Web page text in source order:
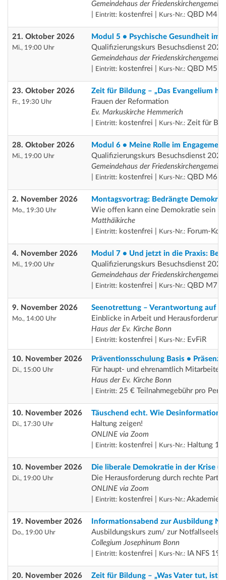
Gemeindehaus der
Eintritt: kostenfrei | Kurs-Nr.: QBD M4
21. Oktober 2026
Mi., 19:00 Uhr
Modul 5 • Psychische Gesundheit im
Qualifizierungskurs Besuchsdienst 2026
Gemeindehaus der
Eintritt: kostenfrei | Kurs-Nr.: QBD M5
23. Oktober 2026
Fr., 19:30 Uhr
Zeit für Bildung – „Das Evangelium
Frauen der Reformation
Ev. Markuskirche Hemmerich
Eintritt: kostenfrei | Kurs-Nr.: Zeit für
28. Oktober 2026
Mi., 19:00 Uhr
Modul 6 • Meine Rolle im
Qualifizierungskurs Besuchsdienst 2026
Gemeindehaus der
Eintritt: kostenfrei | Kurs-Nr.: QBD M6
2. November 2026
Mo., 19:30 Uhr
Montagsvortrag: Bedrängte
Wie offen kann eine Demokratie sein –
Matthäikirche
Eintritt: kostenfrei | Kurs-Nr.: Forum-
4. November 2026
Mi., 19:00 Uhr
Modul 7 • Und jetzt in die Praxis:
Qualifizierungskurs Besuchsdienst 2026
Gemeindehaus der
Eintritt: kostenfrei | Kurs-Nr.: QBD M7
9. November 2026
Mo., 14:00 Uhr
Seenotrettung – Verantwortung auf
Einblicke in Arbeit und
Haus der Ev. Kirche Bonn
Eintritt: kostenfrei | Kurs-Nr.: EvFiR
10. November 2026
Di., 15:00 Uhr
Präventionsschulung Basis • Präsenz
Für haupt- und ehrenamtlich
Haus der Ev. Kirche Bonn
Eintritt: 25 € Teilnahmegebühr pro
10. November 2026
Di., 17:30 Uhr
Täuschend echt. Wie
Haltung zeigen!
ONLINE via Zoom
Eintritt: kostenfrei | Kurs-Nr.: Haltung
10. November 2026
Di., 19:00 Uhr
Die liberale Demokratie in der Krise
Die Herausforderung durch rechte
ONLINE via Zoom
Eintritt: kostenfrei | Kurs-Nr.: Akademie
19. November 2026
Do., 19:00 Uhr
Informationsabend zur Ausbildung
Ausbildungskurs zum/ zur
Collegium Josephinum Bonn
Eintritt: kostenfrei | Kurs-Nr.: IA NFS
20. November 2026
Zeit für Bildung – „Was Vater tut, ist